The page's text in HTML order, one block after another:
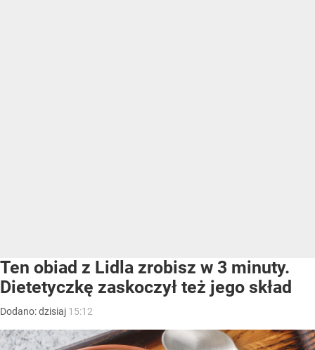
Ten obiad z Lidla zrobisz w 3 minuty.
Dietetyczkę zaskoczył też jego skład
Dodano:dzisiaj 15:12